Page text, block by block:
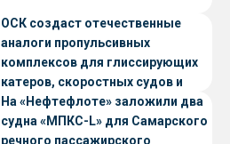
ОСК создаст отечественные
аналоги пропульсивных
комплексов для глиссирующих
катеров, скоростных судов и
судов с малой осадкой
На «Нефтефлоте» заложили два
судна «МПКС-L» для Самарского
речного пассажирского